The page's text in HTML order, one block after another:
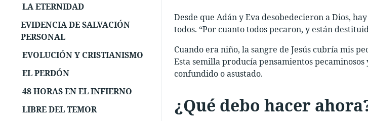
LA ETERNIDAD
EVIDENCIA DE SALVACIÓN
PERSONAL
EVOLUCIÓN Y CRISTIANISMO
EL PERDÓN
48 HORAS EN EL INFIERNO
LIBRE DEL TEMOR
Desde que Adán y Eva desobedecieron a Dios,
todos. “Por cuanto todos pecaron, y están
Cuando era niño, la sangre de Jesús cubría mis
Esta semilla producía pensamientos
confundido o asustado.
¿Qué debo hacer